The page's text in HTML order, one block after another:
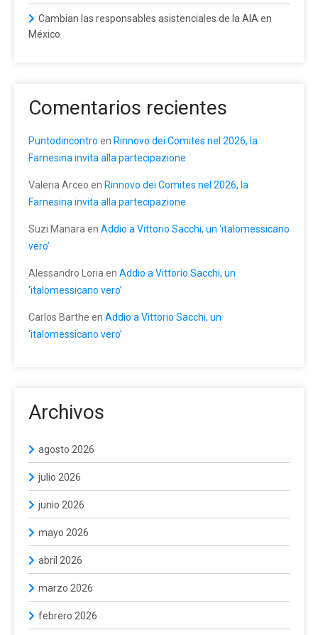
Cambian las responsables asistenciales de la AIA en
México
Comentarios recientes
Puntodincontro en Rinnovo dei Comites nel 2026, la
Farnesina invita alla partecipazione
Valeria Arceo en Rinnovo dei Comites nel 2026, la
Farnesina invita alla partecipazione
Suzi Manara en Addio a Vittorio Sacchi, un ‘italomessicano
vero’
Alessandro Loria en Addio a Vittorio Sacchi, un
‘italomessicano vero’
Carlos Barthe en Addio a Vittorio Sacchi, un
‘italomessicano vero’
Archivos
agosto 2026
julio 2026
junio 2026
mayo 2026
abril 2026
marzo 2026
febrero 2026